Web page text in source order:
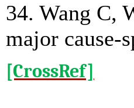
34. Wang C,
major cause-
[CrossRef]